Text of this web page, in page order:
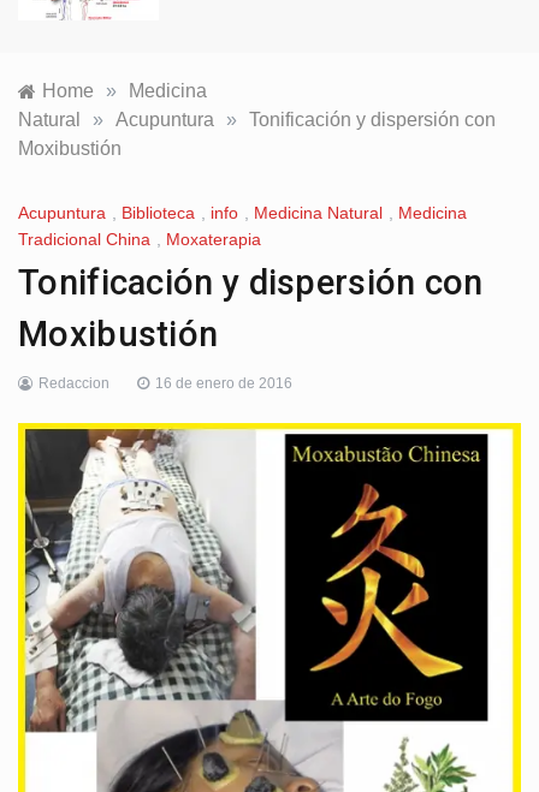
Home »
Medicina
Natural
» Acupuntura » Tonificación y dispersión con
Moxibustión
Acupuntura , Biblioteca , info , Medicina Natural , Medicina
Tradicional China
Moxaterapia
Tonificación y dispersión con
Moxibustión
Redaccion 16 de enero de 2016